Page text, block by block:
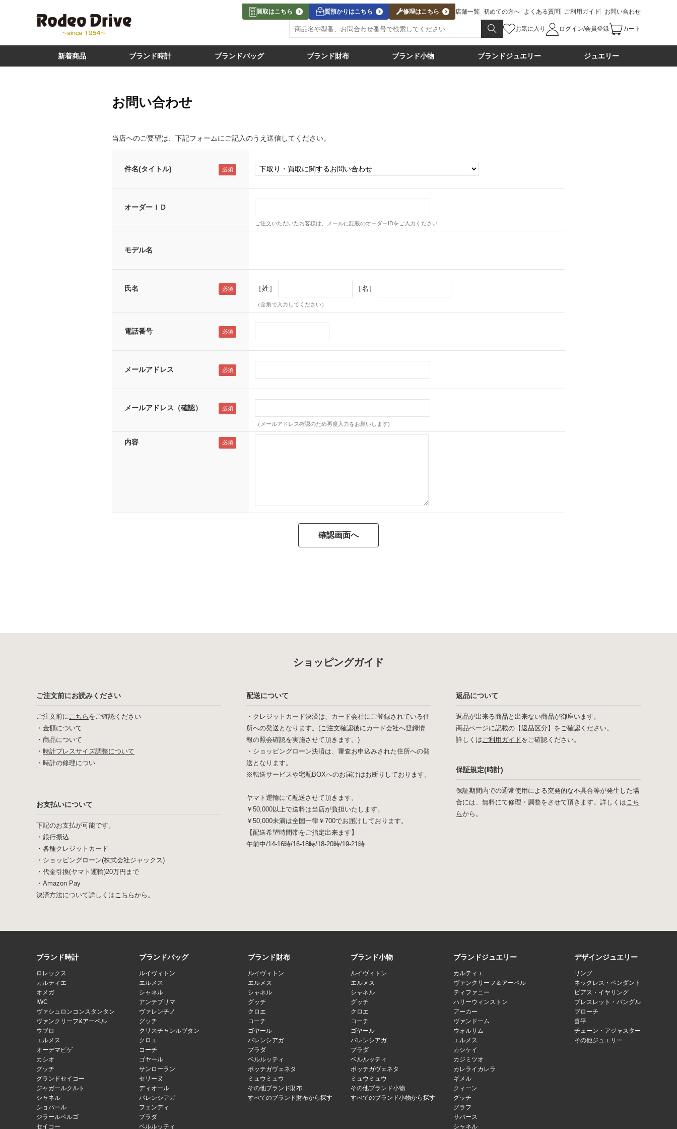
買取はこちら 質預かりはこちら 修理はこちら 店舗一覧 初めての方へ よくある質問 ご利用ガイド お問い合わせ
お気に入り ログイン/会員登録 カート
新着商品 ブランド時計 ブランドバッグ ブランド財布 ブランド小物 ブランドジュエリー ジュエリー
お問い合わせ
当店へのご要望は、下記フォームにご記入のうえ送信してください。
件名(タイトル)
オーダーＩＤ
ご注文いただいたお客様は、メールに記載のオーダーIDをご入力ください
モデル名
氏名 ［姓］ ［名］
（全角で入力してください）
電話番号
メールアドレス
メールアドレス（確認）
（メールアドレス確認のため再度入力をお願いします)
内容
ショッピングガイド
ご注文前にお読みください
ご注文前にこちら をご確認ください
・ 金額について
・ 商品について
・ 時計ブレスサイズ調整について
・ 時計の修理につい
お支払いについて
下記のお支払が可能です。
・銀行振込
・各種クレジットカード
・ショッピングローン(株式会社ジャックス)
・代金引換(ヤマト運輸)20万円まで
・Amazon Pay
決済方法について詳しくはこちらから。
配送について
・クレジットカード決済は、カード会社にご登録されている住
所への発送となります。(ご注文確認後にカード会社へ登録情
報の照会確認を実施させて頂きます。)
・ショッピングローン決済は、審査お申込みされた住所への発
送となります。
※転送サービスや宅配BOXへのお届けはお断りしております。
ヤマト運輸にて配送させて頂きます。
￥50,000以上で送料は当店が負担いたします。
￥50,000未満は全国一律￥700でお届けしております。
【配送希望時間帯をご指定出来ます】
午前中/14-16時/16-18時/18-20時/19-21時
返品について
返品が出来る商品と出来ない商品が御座います。
商品ページに記載の【返品区分】をご確認ください。
詳しくはご利用ガイドをご確認ください。
保証規定(時計)
保証期間内での通常使用による突発的な不具合等が発生した場
合には、無料にて修理・調整をさせて頂きます。詳しくはこち
らから。
ブランド時計
ロレックス
カルティエ
オメガ
IWC
ヴァシュロンコンスタンタン
ヴァンクリーフ&アーペル
ウブロ
エルメス
オーデマピゲ
カシオ
グッチ
グランドセイコー
ジャガールクルト
シャネル
ショパール
ジラールペルゴ
セイコー
ブランドバッグ
ルイヴィトン
エルメス
シャネル
アンテプリマ
ヴァレンチノ
グッチ
クリスチャンルブタン
クロエ
コーチ
ゴヤール
サンローラン
セリーヌ
ディオール
バレンシアガ
フェンディ
プラダ
ベルルッティ
ブランド財布
ルイヴィトン
エルメス
シャネル
グッチ
クロエ
コーチ
ゴヤール
バレンシアガ
プラダ
ベルルッティ
ボッテガヴェネタ
ミュウミュウ
その他ブランド財布
すべてのブランド財布から探す
ブランド小物
ルイヴィトン
エルメス
シャネル
グッチ
クロエ
コーチ
ゴヤール
バレンシアガ
プラダ
ベルルッティ
ボッテガヴェネタ
ミュウミュウ
その他ブランド小物
すべてのブランド小物から探す
ブランドジュエリー
カルティエ
ヴァンクリーフ＆アーペル
ティファニー
ハリーウィンストン
アーカー
ヴァンドーム
ウォルサム
エルメス
カシケイ
カジミツオ
カレライカレラ
ギメル
クィーン
グッチ
グラフ
サバース
シャネル
デザインジュエリー
リング
ネックレス・ペンダント
ピアス・イヤリング
ブレスレット・バングル
ブローチ
喜平
チェーン・アジャスター
その他ジュエリー